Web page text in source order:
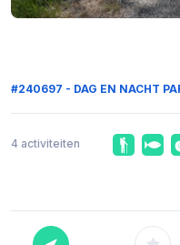
#240697 - DAG EN NACHT
4 activiteiten